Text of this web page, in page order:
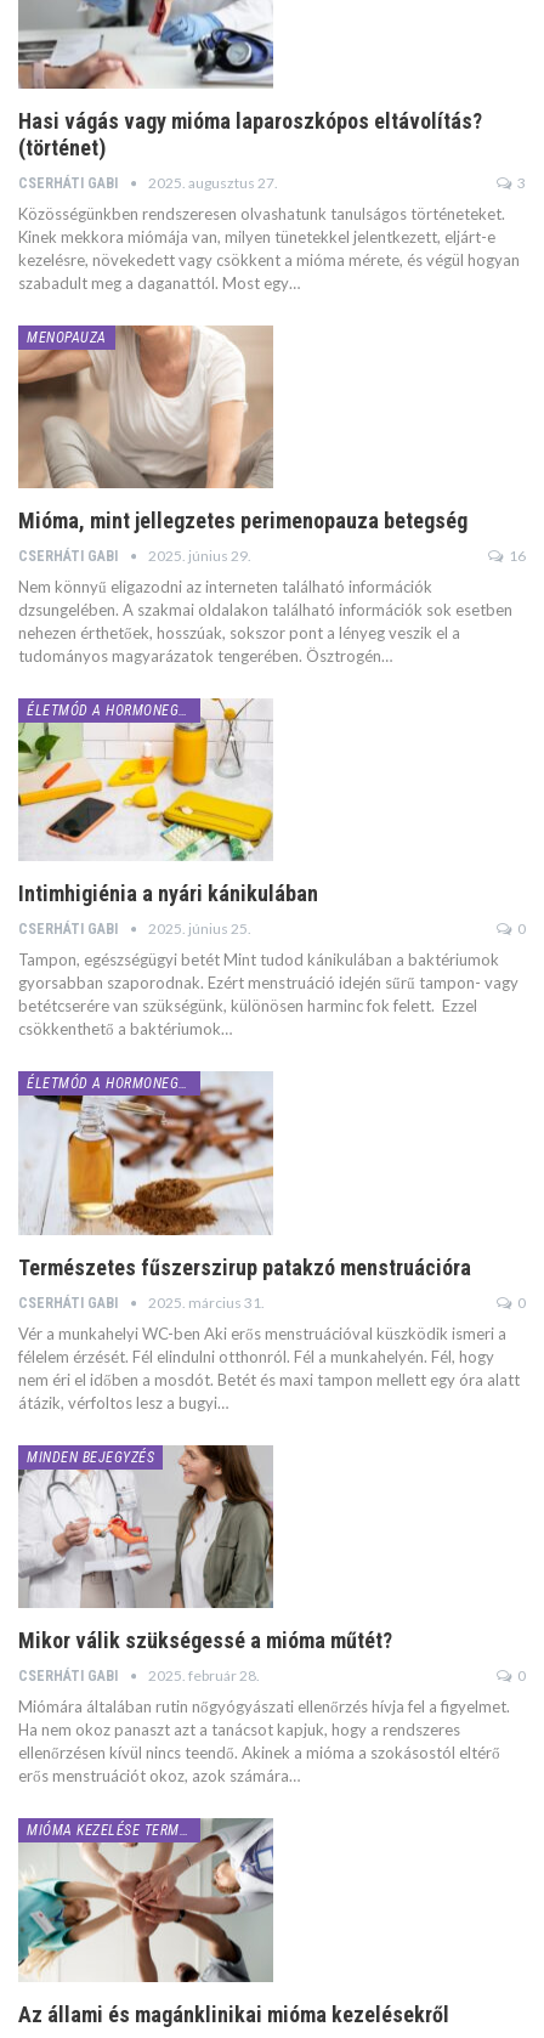
Hasi vágás vagy mióma laparoszkópos eltávolítás?
(történet)
CSERHÁTI GABI 2025. augusztus 27. 3
Közösségünkben rendszeresen olvashatunk tanulságos történeteket.
Kinek mekkora miómája van, milyen tünetekkel jelentkezett, eljárt-e
kezelésre, növekedett vagy csökkent a mióma mérete, és végül hogyan
szabadult meg a daganattól. Most egy…
MENOPAUZA
Mióma, mint jellegzetes perimenopauza betegség
CSERHÁTI GABI 2025. június 29. 16
Nem könnyű eligazodni az interneten található információk
dzsungelében. A szakmai oldalakon található információk sok esetben
nehezen érthetőek, hosszúak, sokszor pont a lényeg veszik el a
tudományos magyarázatok tengerében. Ösztrogén…
ÉLETMÓD A HORMONEGYENSÚLYÉRT
Intimhigiénia a nyári kánikulában
CSERHÁTI GABI 2025. június 25. 0
Tampon, egészségügyi betét Mint tudod kánikulában a baktériumok
gyorsabban szaporodnak. Ezért menstruáció idején sűrű tampon- vagy
betétcserére van szükségünk, különösen harminc fok felett. Ezzel
csökkenthető a baktériumok…
ÉLETMÓD A HORMONEGYENSÚLYÉRT
Természetes fűszerszirup patakzó menstruációra
CSERHÁTI GABI 2025. március 31. 0
Vér a munkahelyi WC-ben Aki erős menstruációval küszködik ismeri a
félelem érzését. Fél elindulni otthonról. Fél a munkahelyén. Fél, hogy
nem éri el időben a mosdót. Betét és maxi tampon mellett egy óra alatt
átázik, vérfoltos lesz a bugyi…
MINDEN BEJEGYZÉS
Mikor válik szükségessé a mióma műtét?
CSERHÁTI GABI 2025. február 28. 0
Miómára általában rutin nőgyógyászati ellenőrzés hívja fel a figyelmet.
Ha nem okoz panaszt azt a tanácsot kapjuk, hogy a rendszeres
ellenőrzésen kívül nincs teendő. Akinek a mióma a szokásostól eltérő
erős menstruációt okoz, azok számára…
MIÓMA KEZELÉSE TERMÉSZETESEN
Az állami és magánklinikai mióma kezelésekről